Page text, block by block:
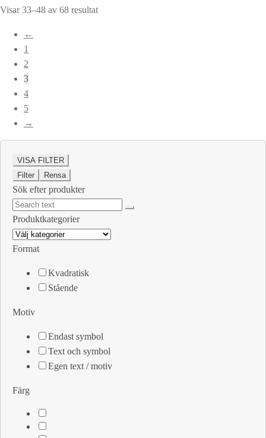
produktsidan
Visar 33–48 av 68 resultatSortera
←
1
2
3
4
5
→
VISA FILTER
Filter
Rensa
Sök efter produkter
Produktkategorier
Format
Kvadratisk
Stående
Motiv
Endast symbol
Text och symbol
Egen text / motiv
Färg